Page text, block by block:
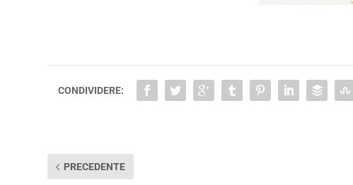
CONDIVIDERE:
PRECEDENTE